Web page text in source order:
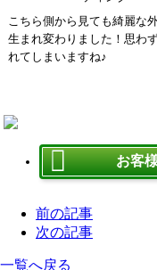
こちら側から見ても綺麗な
生まれ変わりました！思わ
れてしまいますね♪
お客
前の記事
次の記事
一覧へ戻る